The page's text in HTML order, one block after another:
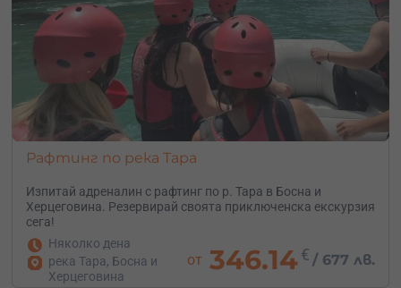
Рафтинг по река Тара
Изпитай адреналин с рафтинг по р. Тара в Босна и
Херцеговина. Резервирай своята приключенска екскурзия
сега!
Няколко дена
река Тара, Босна и
Херцеговина
от 346.14€ / 677 лв.